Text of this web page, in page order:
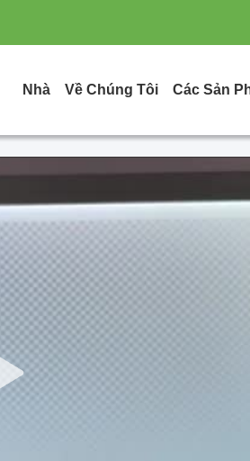
Nhà Về Chúng Tôi Các Sản